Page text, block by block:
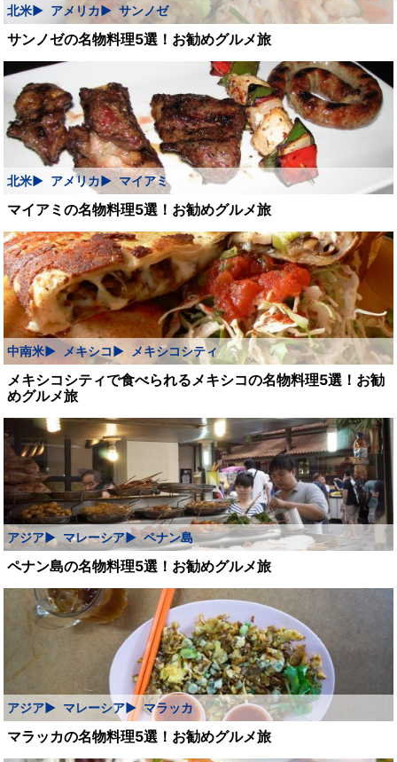
北米 アメリカ サンノゼ
サンノゼの名物料理5選！お勧めグルメ旅
北米 アメリカ マイアミ
マイアミの名物料理5選！お勧めグルメ旅
中南米 メキシコ メキシコシティ
メキシコシティで食べられるメキシコの名物料理5選！お勧
めグルメ旅
アジア マレーシア ペナン島
ペナン島の名物料理5選！お勧めグルメ旅
アジア マレーシア マラッカ
マラッカの名物料理5選！お勧めグルメ旅